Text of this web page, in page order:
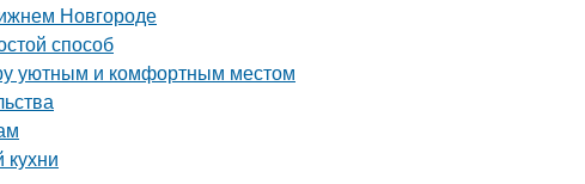
Новгороде
способ
уютным и комфортным местом